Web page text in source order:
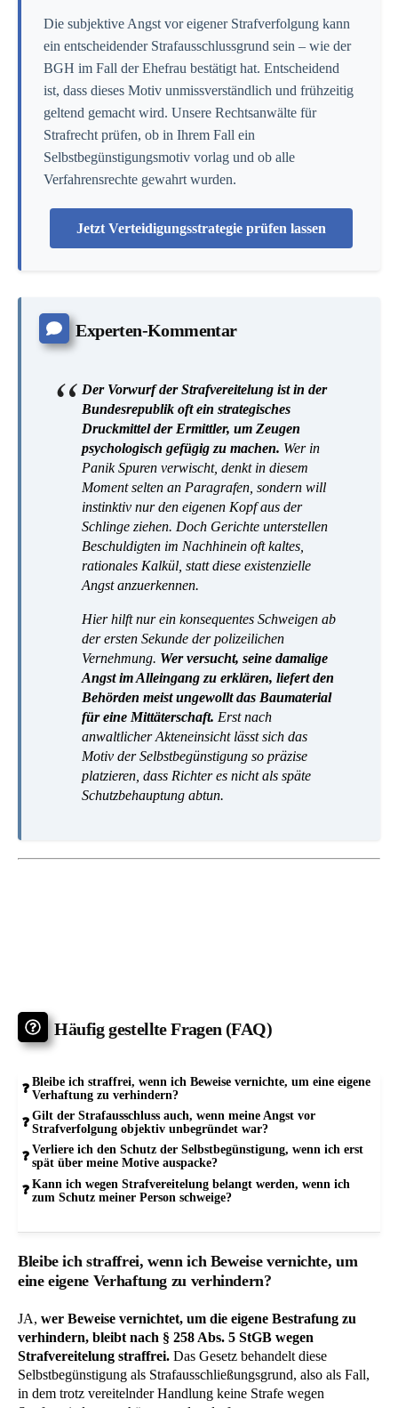
Die subjektive Angst vor eigener Strafverfolgung kann
ein entscheidender Strafausschlussgrund sein – wie der
BGH im Fall der Ehefrau bestätigt hat. Entscheidend
ist, dass dieses Motiv unmissverständlich und frühzeitig
geltend gemacht wird. Unsere Rechtsanwälte für
Strafrecht prüfen, ob in Ihrem Fall ein
Selbstbegünstigungsmotiv vorlag und ob alle
Verfahrensrechte gewahrt wurden.
Jetzt Verteidigungsstrategie prüfen lassen
Experten-Kommentar
Der Vorwurf der Strafvereitelung ist in der
Bundesrepublik oft ein strategisches
Druckmittel der Ermittler, um Zeugen
psychologisch gefügig zu machen. Wer in
Panik Spuren verwischt, denkt in diesem
Moment selten an Paragrafen, sondern will
instinktiv nur den eigenen Kopf aus der
Schlinge ziehen. Doch Gerichte unterstellen
Beschuldigten im Nachhinein oft kaltes,
rationales Kalkül, statt diese existenzielle
Angst anzuerkennen.
Hier hilft nur ein konsequentes Schweigen ab
der ersten Sekunde der polizeilichen
Vernehmung. Wer versucht, seine damalige
Angst im Alleingang zu erklären, liefert den
Behörden meist ungewollt das Baumaterial
für eine Mittäterschaft. Erst nach
anwaltlicher Akteneinsicht lässt sich das
Motiv der Selbstbegünstigung so präzise
platzieren, dass Richter es nicht als späte
Schutzbehauptung abtun.
Häufig gestellte Fragen (FAQ)
Bleibe ich straffrei, wenn ich Beweise vernichte, um eine eigene
Verhaftung zu verhindern?
Gilt der Strafausschluss auch, wenn meine Angst vor
Strafverfolgung objektiv unbegründet war?
Verliere ich den Schutz der Selbstbegünstigung, wenn ich erst
spät über meine Motive auspacke?
Kann ich wegen Strafvereitelung belangt werden, wenn ich
zum Schutz meiner Person schweige?
Bleibe ich straffrei, wenn ich Beweise vernichte, um
eine eigene Verhaftung zu verhindern?
JA, wer Beweise vernichtet, um die eigene Bestrafung zu
verhindern, bleibt nach § 258 Abs. 5 StGB wegen
Strafvereitelung straffrei. Das Gesetz behandelt diese
Selbstbegünstigung als Strafausschließungsgrund, also als Fall,
in dem trotz vereitelnder Handlung keine Strafe wegen